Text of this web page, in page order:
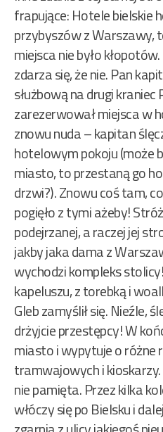
frapujące: Hotele bielskie
przybyszów z Warszawy,
miejsca nie było
zdarza się, że nie. Pan
służbową na drugi kraniec
zarezerwował miejsca w
znowu nuda – kapitan
hotelowym pokoju (może
miasto, to przestaną go
drzwi?). Znowu coś tam,
pogięło z tymi ażeby!
podejrzanej, a raczej jej
jakby jaka dama z
wychodzi kompleks
kapeluszu, z torebką i
Gleb zamyślił się. Nieźle,
drżyjcie przestępcy! W
miasto i wypytuje o różne
tramwajowych i
nie pamięta. Przez kilka
włóczy się po Bielsku i